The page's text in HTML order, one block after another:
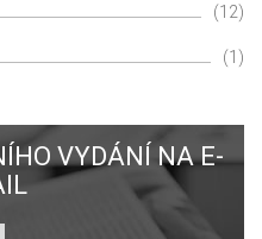
(12)
(1)
VYDÁNÍ NA E-